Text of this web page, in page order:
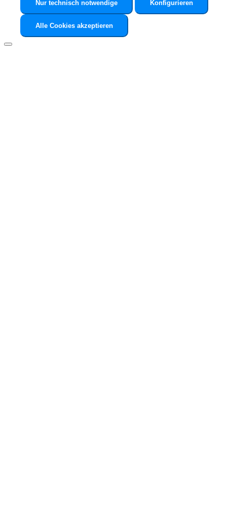
Nur technisch notwendige Konfigurieren
Alle Cookies akzeptieren